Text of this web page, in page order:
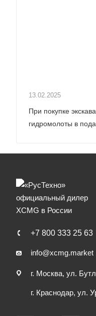
13.02.2025
При покупке
гидромолоты в
+7 800 333 25 63
info@xcmg.market
г. Москва, ул.
г. Краснодар, ул.